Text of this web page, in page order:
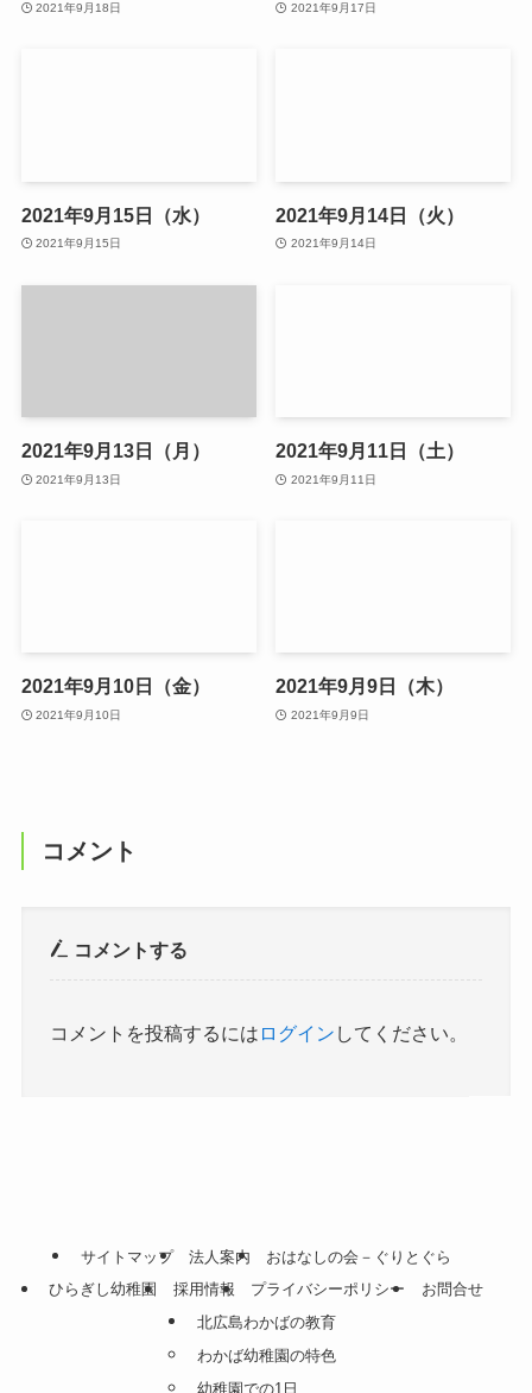
2021年9月18日 2021年9月17日
2021年9月15日（水）
2021年9月15日
2021年9月14日（火）
2021年9月14日
2021年9月13日（月）
2021年9月13日
2021年9月11日（土）
2021年9月11日
2021年9月10日（金）
2021年9月10日
2021年9月9日（木）
2021年9月9日
コメント
コメントする
コメントを投稿するには ログイン してください。
サイトマップ 法人案内
おはなしの会－ぐりとぐら
ひらぎし幼稚園
採用情報 プライバシーポリシー
お問合せ
北広島わかばの教育
わかば幼稚園の特色
幼稚園での1日